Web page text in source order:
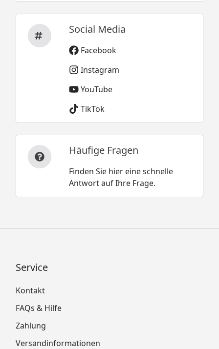
Social Media
Facebook
Instagram
YouTube
TikTok
Häufige Fragen
Finden Sie hier eine schnelle
Antwort auf Ihre Frage.
Service
Kontakt
FAQs & Hilfe
Zahlung
Versandinformationen